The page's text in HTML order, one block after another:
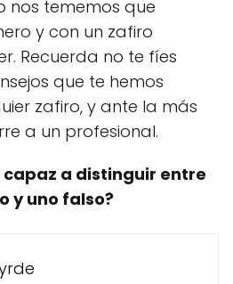
nos tememos que
y con un zafiro
Recuerda no te fíes
que te hemos
zafiro, y ante la más
a un profesional.
capaz a distinguir entre
y uno falso?